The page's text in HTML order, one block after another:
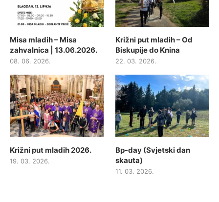
Misa mladih – Misa
zahvalnica | 13.06.2026.
08. 06. 2026.
Križni put mladih – Od
Biskupije do Knina
22. 03. 2026.
Križni put mladih 2026.
19. 03. 2026.
Bp-day (Svjetski dan
skauta)
11. 03. 2026.